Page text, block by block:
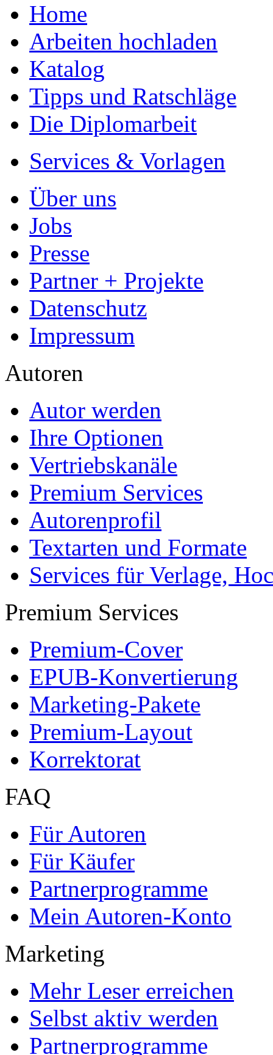
Home
Arbeiten hochladen
Katalog
Tipps und Ratschläge
Die Diplomarbeit
Services & Vorlagen
Über uns
Jobs
Presse
Partner + Projekte
Datenschutz
Impressum
Autoren
Autor werden
Ihre Optionen
Vertriebskanäle
Premium Services
Autorenprofil
Textarten und Formate
Services für Verlage,
Premium Services
Premium-Cover
EPUB-Konvertierung
Marketing-Pakete
Premium-Layout
Korrektorat
FAQ
Für Autoren
Für Käufer
Partnerprogramme
Mein Autoren-Konto
Marketing
Mehr Leser erreichen
Selbst aktiv werden
Partnerprogramme